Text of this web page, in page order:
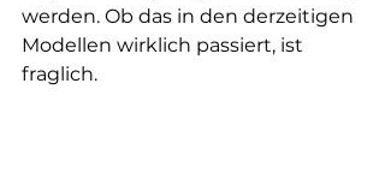
werden. Ob das in den derzeitigen
Modellen wirklich passiert, ist
fraglich.